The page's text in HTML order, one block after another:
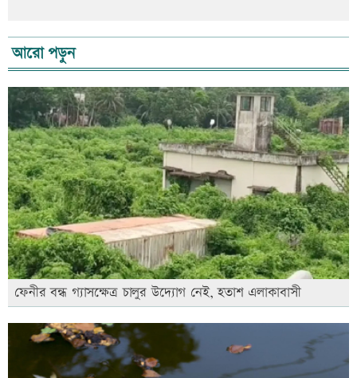
আরো পড়ুন
ফেনীর বন্ধ গ্যাসক্ষেত্র চালুর উদ্যোগ নেই, হতাশ এলাকাবাসী